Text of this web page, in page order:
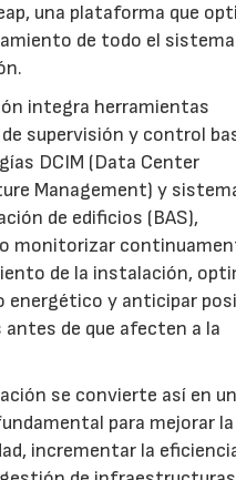
una plataforma que
de todo el sistema
integra herramientas
supervisión y control
DCIM (Data Center
Management) y
de edificios (BAS),
monitorizar
de la instalación,
energético y anticipar
antes de que afecten a la
se convierte así en un
para mejorar la
incrementar la